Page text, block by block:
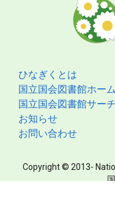
ひなぎくとは
国立国会図書館ホー
国立国会図書館サーチ
お知らせ
お問い合わせ
Copyright © 2013-